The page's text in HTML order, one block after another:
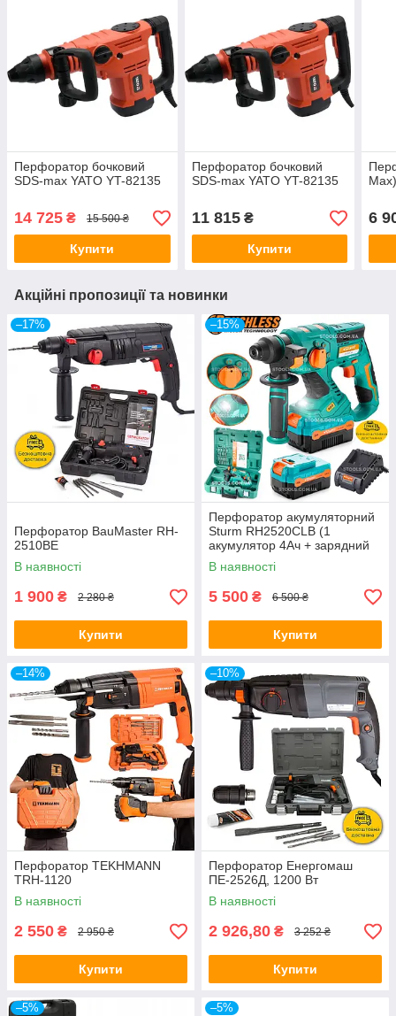
Перфоратор бочковий
SDS-max YATO YT-82135
14 725 ₴ 15 500 ₴
Купити
Перфоратор бочковий
SDS-max YATO YT-82135
11 815₴
Купити
6
Акційні пропозиції та новинки
–17%
Перфоратор BauMaster RH-
2510BE
В наявності
1 900 ₴ 2 280 ₴
Купити
–15%
Перфоратор акумуляторний
Sturm RH2520CLB (1
акумулятор 4Ач + зарядний
пристрій) Бесщеточний
двигун
В наявності
5 500 ₴ 6 500 ₴
Купити
–14%
Перфоратор TEKHMANN
TRH-1120
В наявності
2 550 ₴ 2 950 ₴
Купити
–10%
Перфоратор Енергомаш
ПЕ-2526Д, 1200 Вт
В наявності
2 926,80 ₴ 3 252 ₴
Купити
–5% –5%